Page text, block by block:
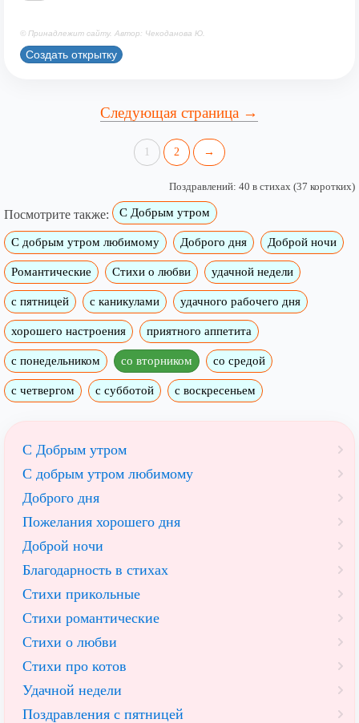
© Принадлежит сайту. Автор: Чекоданова Ю.
Создать открытку
Следующая страница →
1 2 →
Поздравлений: 40 в стихах (37 коротких)
Посмотрите также: С Добрым утром
C добрым утром любимому Доброго дня Доброй ночи
Романтические Стихи о любви удачной недели
c пятницей с каникулами удачного рабочего дня
хорошего настроения приятного аппетита
с понедельником со вторником со средой
с четвергом с субботой с воскресеньем
С Добрым утром
C добрым утром любимому
Доброго дня
Пожелания хорошего дня
Доброй ночи
Благодарность в стихах
Стихи прикольные
Стихи романтические
Стихи о любви
Стихи про котов
Удачной недели
Поздравления с пятницей